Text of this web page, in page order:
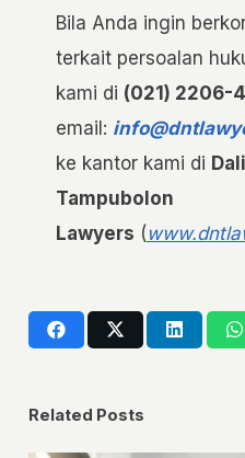
Bila Anda ingin
terkait persoalan
kami di (021) 2206-
email:
ke kantor kami di
Tampubolon
Lawyers (
Related Posts